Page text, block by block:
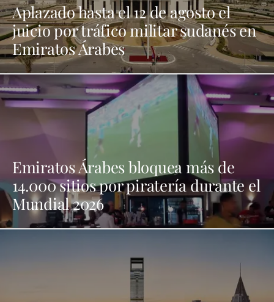
Aplazado hasta el 12 de agosto el
juicio por tráfico militar sudanés en
Emiratos Árabes
Emiratos Árabes bloquea más de
14.000 sitios por piratería durante el
Mundial 2026